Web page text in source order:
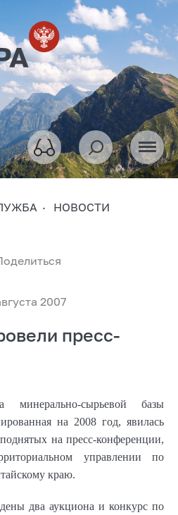
НОВОСТИ
2007
пресс-
минерально-сырьевой базы
на 2008 год, явилась
на пресс-конференции,
управлении по
краю.
два аукциона и конкурс по